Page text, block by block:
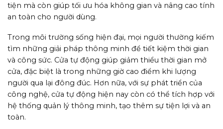
tiện mà còn giúp tối ưu hóa không gian và nâng cao tính
an toàn cho người dùng.
Trong môi trường sống hiện đại, mọi người thường kiếm
tìm những giải pháp thông minh để tiết kiệm thời gian
và công sức. Cửa tự động giúp giảm thiểu thời gian mở
cửa, đặc biệt là trong những giờ cao điểm khi lượng
người qua lại đông đúc. Hơn nữa, với sự phát triển của
công nghệ, cửa tự động hiện nay còn có thể tích hợp với
hệ thống quản lý thông minh, tạo thêm sự tiện lợi và an
toàn.